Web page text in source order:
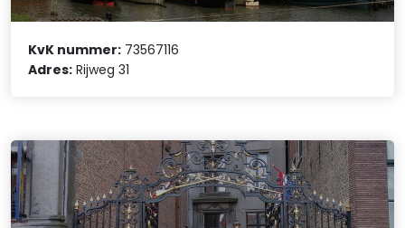
KvK nummer: 73567116
Adres: Rijweg 31